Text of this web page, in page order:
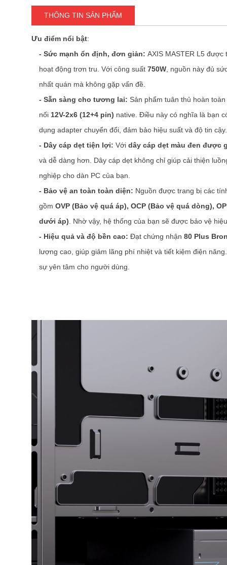
THÔNG TIN SẢN PHẨM
Ưu điểm nổi bật:
- Sức mạnh ổn định, đơn giản: AXIS MASTER L5
hoạt động trơn tru. Với công suất 750W, nguồn này đủ
nhất quán mà không gặp vấn đề.
- Sẵn sàng cho tương lai: Sản phẩm tuân thủ hoàn
nối 12V-2x6 (12+4 pin) native. Điều này có nghĩa là bạn
dụng adapter chuyển đổi, đảm bảo hiệu suất và độ tin cậy.
- Dây cáp dẹt tiện lợi: Với dây cáp dẹt màu đen được
và dễ dàng hơn. Dây cáp dẹt không chỉ giúp cải thiện
nghiệp cho dàn PC của bạn.
- Bảo vệ an toàn toàn diện: Nguồn được trang bị các
gồm OVP (Bảo vệ quá áp), OCP (Bảo vệ quá dòng),
dưới áp). Nhờ vậy, hệ thống của bạn sẽ được bảo vệ
- Hiệu quả và độ bền cao: Đạt chứng nhận 80 Plus
lượng cao, giúp giảm lãng phí nhiệt và tiết kiệm điện
sự yên tâm cho người dùng.